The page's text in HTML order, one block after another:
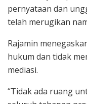
pernyataan dan
telah merugikan
Rajamin
hukum dan tidak
mediasi.
“Tidak ada ruang